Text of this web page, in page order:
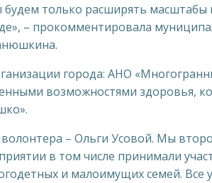
только расширять масштабы
– прокомментировала
города: АНО
возможностями здоровья,
– Ольги Усовой. Мы
в том числе принимали
и малоимущих семей. Все